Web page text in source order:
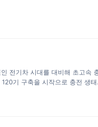
가정 등 소외계층에 실질적으로
전기차 시대를 대비해 초고속
기 구축을 시작으로 충전 생태
제공한다. 앞으로 고객의 일상과